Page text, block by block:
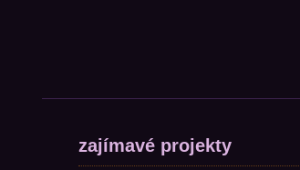
zajímavé projekty